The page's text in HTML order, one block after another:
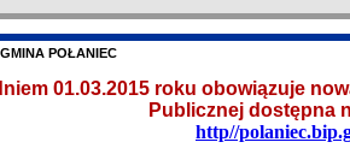
POŁANIEC
01.03.2015 roku obowiązuje
Publicznej dostępna
http//